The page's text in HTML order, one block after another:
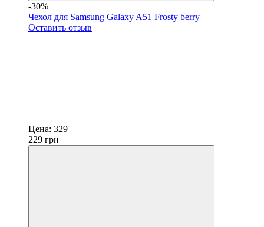
-30%
Чехол для Samsung Galaxy A51 Frosty berry
Оставить отзыв
Цена: 329
229 грн